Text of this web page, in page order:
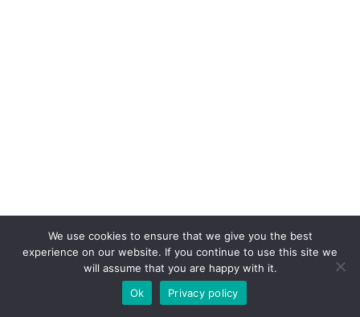
We use cookies to ensure that we give you the best
experience on our website. If you continue to use this site we
will assume that you are happy with it.
Ok
Privacy policy